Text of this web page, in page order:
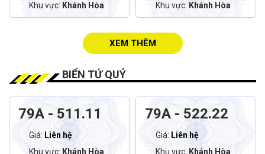
Khu vực: Khánh Hòa
Khu vực: Khánh Hòa
XEM THÊM
BIỂN TỨ QUÝ
79A - 511.11
Giá: Liên hệ
Khu vực: Khánh Hòa
79A - 522.22
Giá: Liên hệ
Khu vực: Khánh Hòa